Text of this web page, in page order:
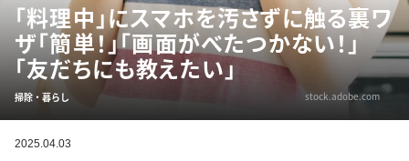
「料理中」にスマホを汚さずに触る裏ワ
ザ「簡単！」「画面がべたつかない！」
「友だちにも教えたい」
掃除・暮らし stock.adobe.com
2025.04.03